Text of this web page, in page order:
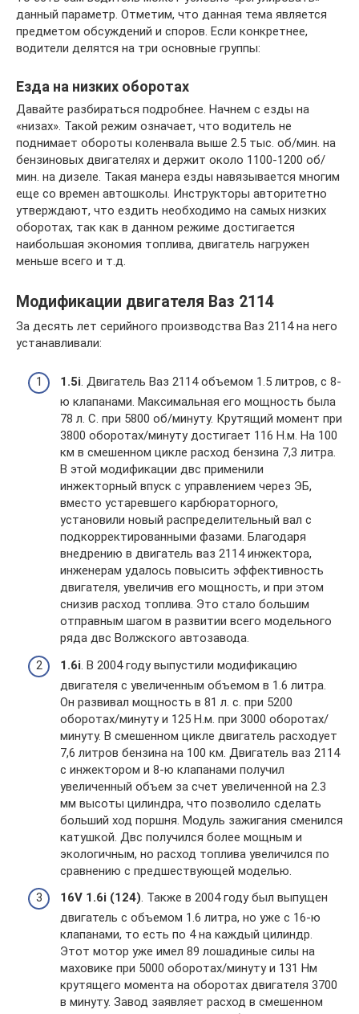
данный параметр. Отметим, что данная тема является
предметом обсуждений и споров. Если конкретнее,
водители делятся на три основные группы:
Езда на низких оборотах
Давайте разбираться подробнее. Начнем с езды на
«низах». Такой режим означает, что водитель не
поднимает обороты коленвала выше 2.5 тыс. об/мин. на
бензиновых двигателях и держит около 1100-1200 об/
мин. на дизеле. Такая манера езды навязывается многим
еще со времен автошколы. Инструкторы авторитетно
утверждают, что ездить необходимо на самых низких
оборотах, так как в данном режиме достигается
наибольшая экономия топлива, двигатель нагружен
меньше всего и т.д.
Модификации двигателя Ваз 2114
За десять лет серийного производства Ваз 2114 на него
устанавливали:
1.5i. Двигатель Ваз 2114 объемом 1.5 литров, с 8-
ю клапанами. Максимальная его мощность была
78 л. С. при 5800 об/минуту. Крутящий момент при
3800 оборотах/минуту достигает 116 Н.м. На 100
км в смешенном цикле расход бензина 7,3 литра.
В этой модификации двс применили
инжекторный впуск с управлением через ЭБ,
вместо устаревшего карбюраторного,
установили новый распределительный вал с
подкорректированными фазами. Благодаря
внедрению в двигатель ваз 2114 инжектора,
инженерам удалось повысить эффективность
двигателя, увеличив его мощность, и при этом
снизив расход топлива. Это стало большим
отправным шагом в развитии всего модельного
ряда двс Волжского автозавода.
1.6i . В 2004 году выпустили модификацию
двигателя с увеличенным объемом в 1.6 литра.
Он развивал мощность в 81 л. с. при 5200
оборотах/минуту и 125 Н.м. при 3000 оборотах/
минуту. В смешенном цикле двигатель расходует
7,6 литров бензина на 100 км. Двигатель ваз 2114
с инжектором и 8-ю клапанами получил
увеличенный объем за счет увеличенной на 2.3
мм высоты цилиндра, что позволило сделать
больший ход поршня. Модуль зажигания сменился
катушкой. Двс получился более мощным и
экологичным, но расход топлива увеличился по
сравнению с предшествующей моделью.
16V 1.6і (124). Также в 2004 году был выпущен
двигатель с объемом 1.6 литра, но уже с 16-ю
клапанами, то есть по 4 на каждый цилиндр.
Этот мотор уже имел 89 лошадиные силы на
маховике при 5000 оборотах/минуту и 131 Нм
крутящего момента на оборотах двигателя 3700
в минуту. Завод заявляет расход в смешенном